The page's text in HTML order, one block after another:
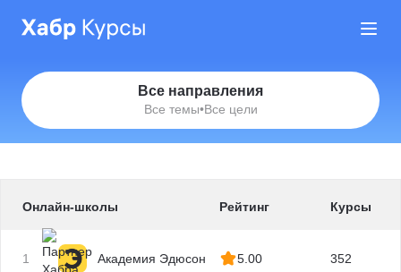
Все направления
Все темы•Все цели
Онлайн-школы Рейтинг Курсы
1 Академия Эдюсон 5.00 352